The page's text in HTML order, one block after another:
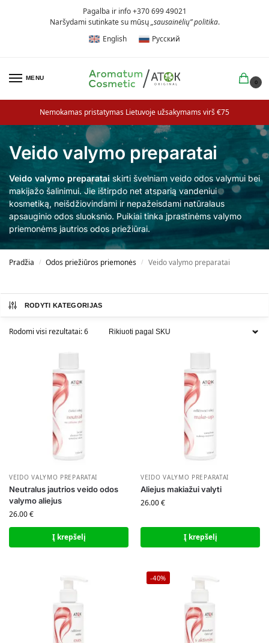
Pagalba ir info +370 699 49021
Naršydami sutinkate su mūsų„sausainėlių” politika.
English
Русский
MENU
0
Nemokamas pristatymas Lietuvoje užsakymams virš €75
Veido valymo preparatai
Veido valymo preparatai skirti švelniam veido odos valymui bei
makijažo šalinimui. Jie ištirpdo net atsparią vandeniui
kosmetiką, neišdžiovindami ir nepažeisdami natūralaus
apsauginio odos sluoksnio. Puikiai tinka įprastinėms valymo
priemonėms jautrios odos priežiūrai.
Pradžia / Odos priežiūros priemonės / Veido valymo preparatai
RODYTI KATEGORIJAS
Rodomi visi rezultatai: 6
VEIDO VALYMO PREPARATAI
Neutralus jautrios veido odos
valymo aliejus
26.00€
Į krepšelį
VEIDO VALYMO PREPARATAI
Aliejus makiažui valyti
26.00€
Į krepšelį
-40%